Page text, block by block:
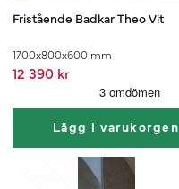
Fristående Badkar Theo Vit
1700x800x600 mm
12 390 kr
Lägg i varukorgen